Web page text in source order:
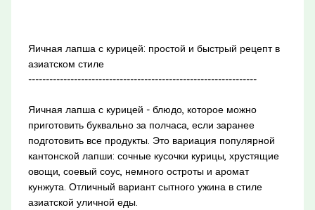
Яичная лапша с курицей: простой и быстрый рецепт в
азиатском стиле
-----------------------------------------------------------------
Яичная лапша с курицей - блюдо, которое можно
приготовить буквально за полчаса, если заранее
подготовить все продукты. Это вариация популярной
кантонской лапши: сочные кусочки курицы, хрустящие
овощи, соевый соус, немного остроты и аромат
кунжута. Отличный вариант сытного ужина в стиле
азиатской уличной еды.